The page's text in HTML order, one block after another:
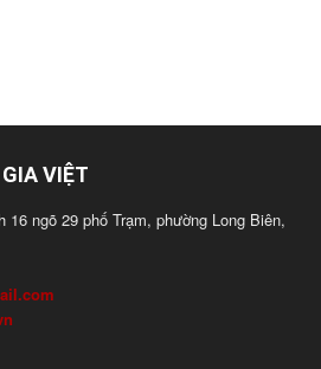
VIỆT
16 ngõ 29 phố Trạm, phường Long Biên,